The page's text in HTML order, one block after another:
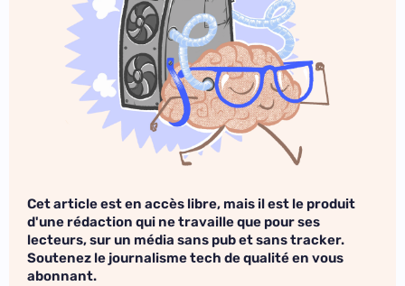
Cet article est en accès libre, mais il est le produit
d'une rédaction qui ne travaille que pour ses
lecteurs, sur un média sans pub et sans tracker.
Soutenez le journalisme tech de qualité en vous
abonnant.